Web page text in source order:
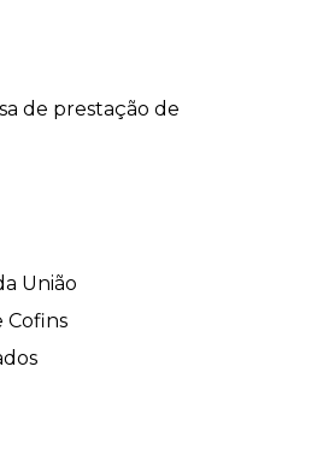
de prestação de
União
Cofins